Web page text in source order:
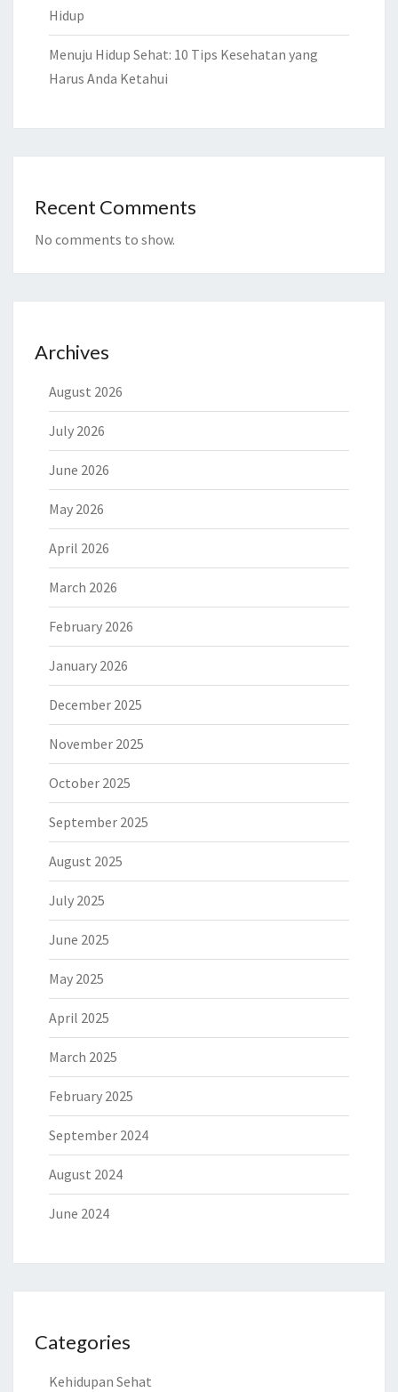
Hidup
Menuju Hidup Sehat: 10 Tips Kesehatan yang
Harus Anda Ketahui
Recent Comments
No comments to show.
Archives
August 2026
July 2026
June 2026
May 2026
April 2026
March 2026
February 2026
January 2026
December 2025
November 2025
October 2025
September 2025
August 2025
July 2025
June 2025
May 2025
April 2025
March 2025
February 2025
September 2024
August 2024
June 2024
Categories
Kehidupan Sehat